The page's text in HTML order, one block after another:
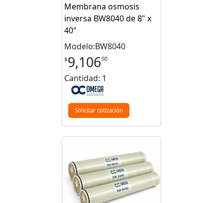
Membrana osmosis
inversa BW8040 de 8" x
40"
Modelo:BW8040
$9,10600
Cantidad: 1
Solicitar cotización